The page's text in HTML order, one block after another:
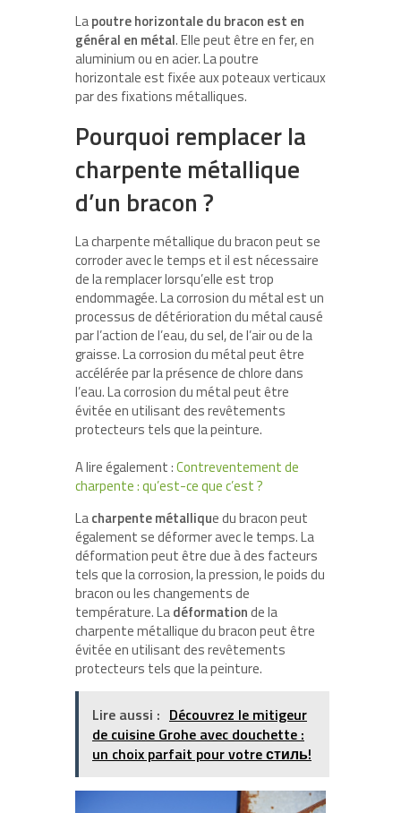
Lapoutre horizontale du bracon est en
général en métal. Elle peut être en fer, en
aluminium ou en acier. La poutre
horizontale est fixée aux poteaux verticaux
par des fixations métalliques.
Pourquoi remplacer la
charpente métallique
d’un bracon ?
La charpente métallique du bracon peut se
corroder avec le temps et il est nécessaire
de la remplacer lorsqu’elle est trop
endommagée. La corrosion du métal est un
processus de détérioration du métal causé
par l’action de l’eau, du sel, de l’air ou de la
graisse. La corrosion du métal peut être
accélérée par la présence de chlore dans
l’eau. La corrosion du métal peut être
évitée en utilisant des revêtements
protecteurs tels que la peinture.
A lire également :Contreventement de
charpente : qu’est-ce que c’est ?
Lacharpente métallique du bracon peut
également se déformer avec le temps. La
déformation peut être due à des facteurs
tels que la corrosion, la pression, le poids du
bracon ou les changements de
température. Ladéformationde la
charpente métallique du bracon peut être
évitée en utilisant des revêtements
protecteurs tels que la peinture.
Lire aussi : Découvrez le mitigeur
de cuisine Grohe avec douchette :
un choix parfait pour votre стиль!